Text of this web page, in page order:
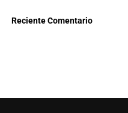
Reciente Comentario